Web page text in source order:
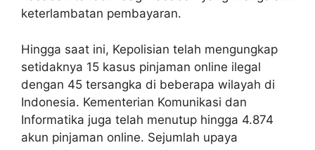
keterlambatan pembayaran.
Hingga saat ini, Kepolisian telah mengungkap
setidaknya 15 kasus pinjaman online ilegal
dengan 45 tersangka di beberapa wilayah di
Indonesia. Kementerian Komunikasi dan
Informatika juga telah menutup hingga 4.874
akun pinjaman online. Sejumlah upaya